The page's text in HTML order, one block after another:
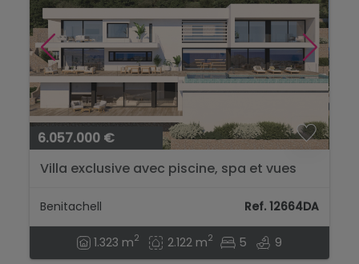
6.057.000 €
Villa exclusive avec piscine, spa et vues
Benitachell Ref. 12664DA
1.323 m2 2.122 m2 5 9